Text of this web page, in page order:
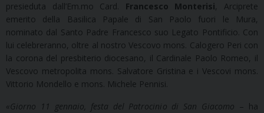
presieduta dall’Em.mo Card. Francesco Monterisi, Arciprete
emerito della Basilica Papale di San Paolo fuori le Mura,
nominato dal Santo Padre Francesco suo Legato Pontificio. Con
lui celebreranno, oltre al nostro Vescovo mons. Calogero Peri con
la corona del presbiterio diocesano, il Cardinale Paolo Romeo, il
Vescovo metropolita mons. Salvatore Gristina e i Vescovi mons.
Vittorio Mondello e mons. Michele Pennisi.
«Giorno 11 gennaio, festa del Patrocinio di San Giacomo – ha